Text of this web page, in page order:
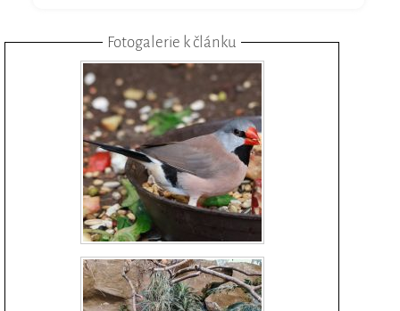
Fotogalerie k článku